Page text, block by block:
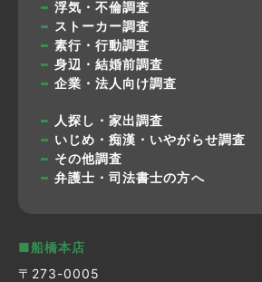
浮気・不倫調査
ストーカー調査
素行・行動調査
身辺・結婚前調査
企業・法人向け調査
人探し・家出調査
いじめ・痴漢・いやがらせ調査
その他調査
弁護士・司法書士の方へ
■船橋本店
〒273-0005